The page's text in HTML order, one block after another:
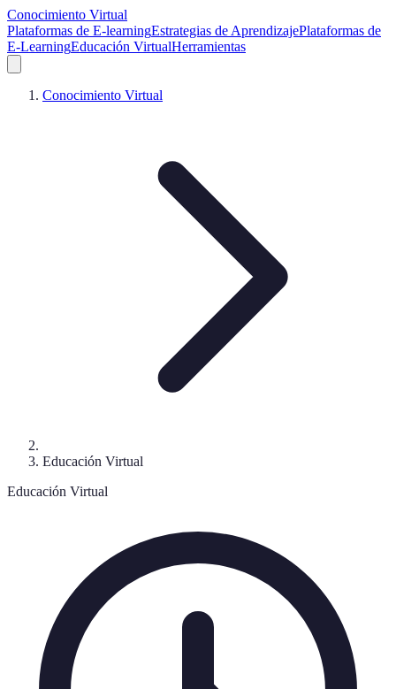
Conocimiento Virtual
Plataformas de E-learningEstrategias de AprendizajePlataformas de
E-LearningEducación VirtualHerramientas
Conocimiento Virtual
Educación Virtual
Educación Virtual